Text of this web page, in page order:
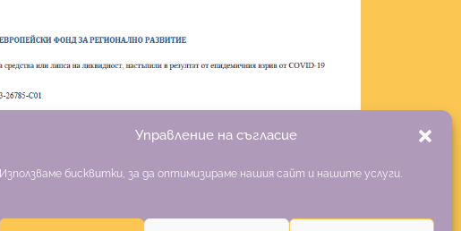
Управление на съгласие
Използваме бисквитки, за да оптимизираме нашия сайт и нашите услуги.